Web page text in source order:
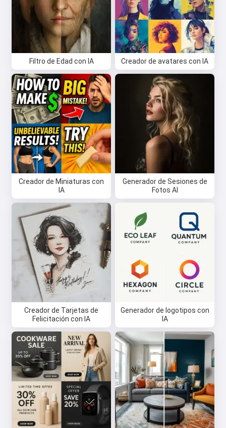
Filtro de Edad con IA Creador de avatares con IA
Creador de Miniaturas con
IA
Generador de Sesiones de
Fotos AI
Creador de Tarjetas de
Felicitación con IA
Generador de logotipos con
IA